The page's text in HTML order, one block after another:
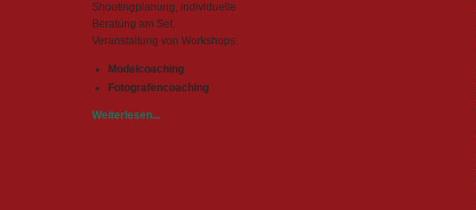
Shootingplanung, individuelle
Beratung am Set.
Veranstaltung von Workshops.
Modelcoaching
Fotografencoaching
Weiterlesen...